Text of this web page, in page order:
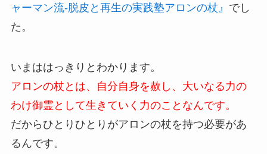
ャーマン流-脱皮と再生の実践塾アロンの杖』 でし
た。
いまははっきりとわかります。
アロンの杖とは、自分自身を赦し、大いなる力の
わけ御霊として生きていく力のことなんです。
だからひとりひとりがアロンの杖を持つ必要があ
るんです。